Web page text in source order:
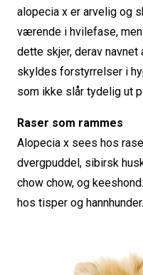
alopecia x er arvelig og
værende i hvilefase,
dette skjer, derav navnet
skyldes forstyrrelser i
som ikke slår tydelig ut
Raser som rammes
Alopecia x sees hos
dvergpuddel, sibirsk
chow chow, og
hos tisper og hannhunder.